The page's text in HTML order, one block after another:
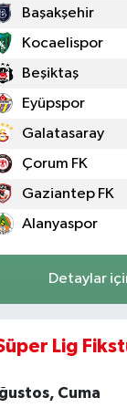
Başakşehir
Kocaelispor
Beşiktaş
Eyüpspor
Galatasaray
Çorum FK
Gaziantep FK
Alanyaspor
Detaylar
Lig
Cuma